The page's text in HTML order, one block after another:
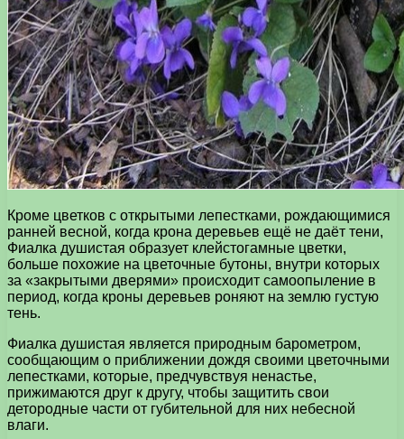
Кроме цветков с открытыми лепестками, рождающимися
ранней весной, когда крона деревьев ещё не даёт тени,
Фиалка душистая образует клейстогамные цветки,
больше похожие на цветочные бутоны, внутри которых
за «закрытыми дверями» происходит самоопыление в
период, когда кроны деревьев роняют на землю густую
тень.
Фиалка душистая является природным барометром,
сообщающим о приближении дождя своими цветочными
лепестками, которые, предчувствуя ненастье,
прижимаются друг к другу, чтобы защитить свои
детородные части от губительной для них небесной
влаги.